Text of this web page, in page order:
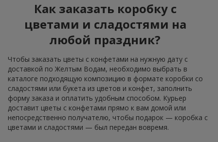
Как заказать коробку с
цветами и сладостями на
любой праздник?
Чтобы заказать цветы с конфетами на нужную дату с
доставкой по Желтым Водам, необходимо выбрать в
каталоге подходящую композицию в формате коробки со
сладостями или букета из цветов и конфет, заполнить
форму заказа и оплатить удобным способом. Курьер
доставит цветы с конфетами прямо к вам домой или
непосредственно получателю, чтобы подарок — коробка с
цветами и сладостями — был передан вовремя.